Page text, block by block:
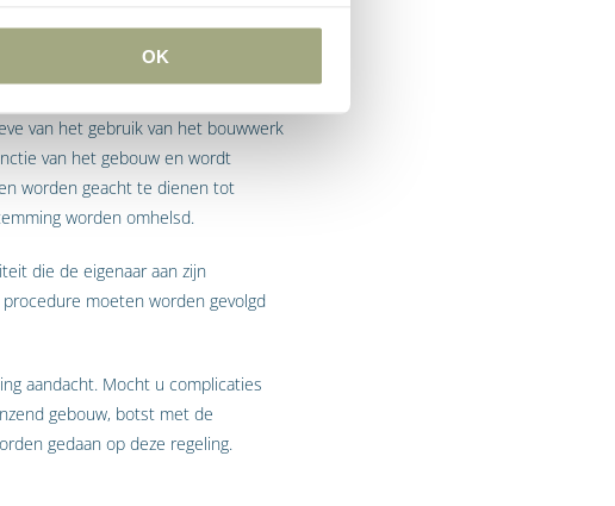
OK
omdat de strook niet direct aan de
van het gebruik van het bouwwerk
van het gebouw en wordt
worden geacht te dienen tot
worden omhelsd.
die de eigenaar aan zijn
moeten worden gevolgd
aandacht. Mocht u complicaties
gebouw, botst met de
gedaan op deze regeling.